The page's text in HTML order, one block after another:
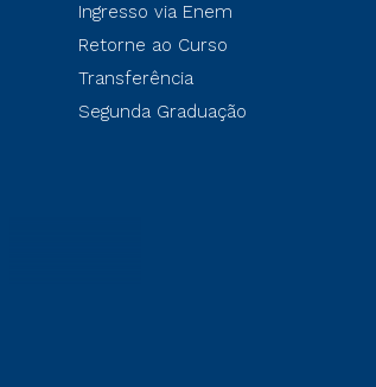
Ingresso via Enem
Retorne ao Curso
Transferência
Segunda Graduação